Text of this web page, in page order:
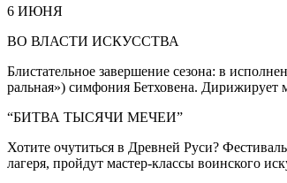
6 ИЮНЯ
ВО ВЛАСТИ ИСКУССТВА
Блистательное завершение сезона: в
ральная») симфония Бетховена.
“БИТВА ТЫСЯЧИ МЕЧЕИ”
Хотите очутиться в Древней Руси?
лагеря, пройдут мастер-классы воинского